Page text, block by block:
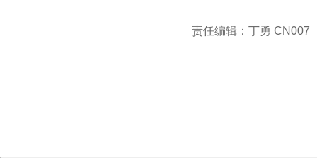
责任编辑：丁勇 CN007